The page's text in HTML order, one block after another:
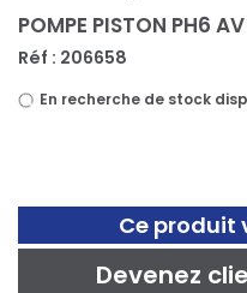
Ce produit
Devenez
POMPE PISTON PH6
Réf : 206658
En recherche de stock